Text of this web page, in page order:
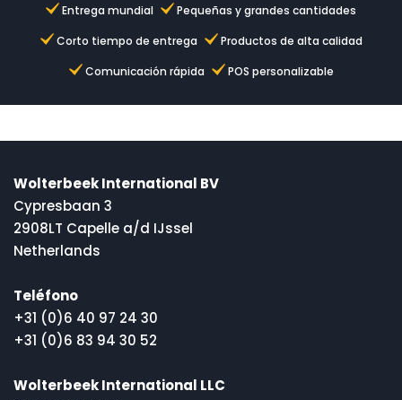
Entrega mundial
Pequeñas y grandes cantidades
Corto tiempo de entrega
Productos de alta calidad
Comunicación rápida
POS personalizable
Wolterbeek International BV
Cypresbaan 3
2908LT Capelle a/d IJssel
Netherlands
Teléfono
+31 (0)6 40 97 24 30
+31 (0)6 83 94 30 52
Wolterbeek International LLC